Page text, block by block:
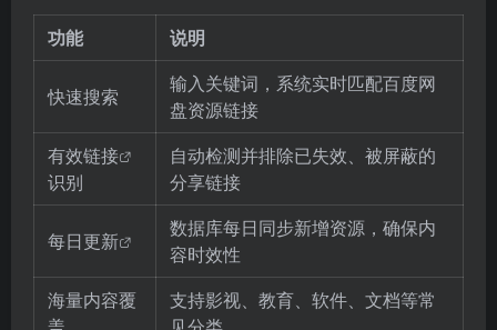
功能 说明
快速搜索
输入关键词，系统实时匹配百度网
盘资源链接
有效链接
识别
自动检测并排除已失效、被屏蔽的
分享链接
每日更新
数据库每日同步新增资源，确保内
容时效性
海量内容覆
支持影视、教育、软件、文档等常